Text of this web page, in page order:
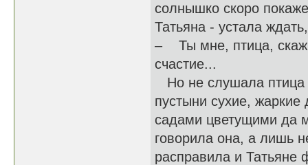
солнышко скоро
Татьяна - устала
– Ты мне, птица,
счастие...
Но не слушала птица
пустыни сухие,
садами цветущими да
говорила она, а лишь
расправила и Татьяне